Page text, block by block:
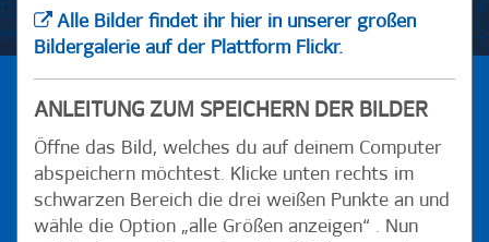
Alle Bilder findet ihr hier in unserer großen
Bildergalerie auf der Plattform Flickr.
ANLEITUNG ZUM SPEICHERN DER BILDER
Öffne das Bild, welches du auf deinem Computer
abspeichern möchtest. Klicke unten rechts im
schwarzen Bereich die drei weißen Punkte an und
wähle die Option „alle Größen anzeigen“ . Nun